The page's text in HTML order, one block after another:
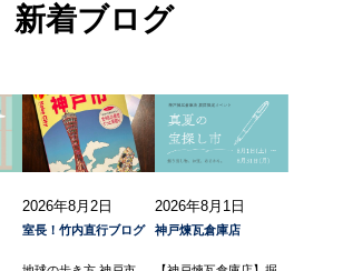
新着ブログ
2026年8月2日
室長！竹内直行ブログ
2026年8月1日
神戸煉瓦倉庫店